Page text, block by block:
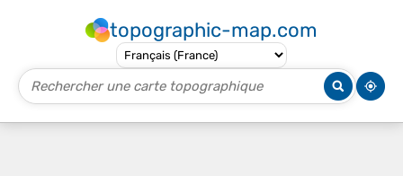
topographic-map.com